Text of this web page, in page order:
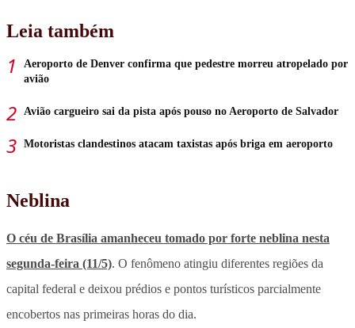
Leia também
Aeroporto de Denver confirma que pedestre morreu atropelado por
avião
Avião cargueiro sai da pista após pouso no Aeroporto de Salvador
Motoristas clandestinos atacam taxistas após briga em aeroporto
Neblina
O céu de Brasília amanheceu tomado por forte neblina nesta
segunda-feira (11/5). O fenômeno atingiu diferentes regiões da
capital federal e deixou prédios e pontos turísticos parcialmente
encobertos nas primeiras horas do dia.